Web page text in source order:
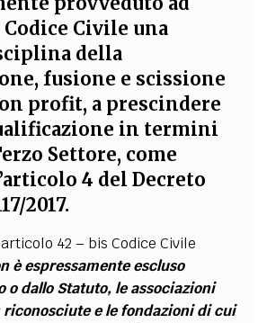
Civile una
della
fusione e scissione
profit, a prescindere
in termini
Settore, come
4 del Decreto
2017.
42 – bis Codice Civile
è espressamente escluso
o dallo Statuto, le associazioni
e le fondazioni di cui